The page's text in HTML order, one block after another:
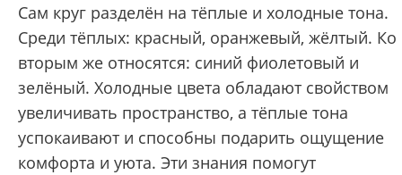
Сам круг разделён на тёплые и холодные тона.
Среди тёплых: красный, оранжевый, жёлтый. Ко
вторым же относятся: синий фиолетовый и
зелёный. Холодные цвета обладают свойством
увеличивать пространство, а тёплые тона
успокаивают и способны подарить ощущение
комфорта и уюта. Эти знания помогут